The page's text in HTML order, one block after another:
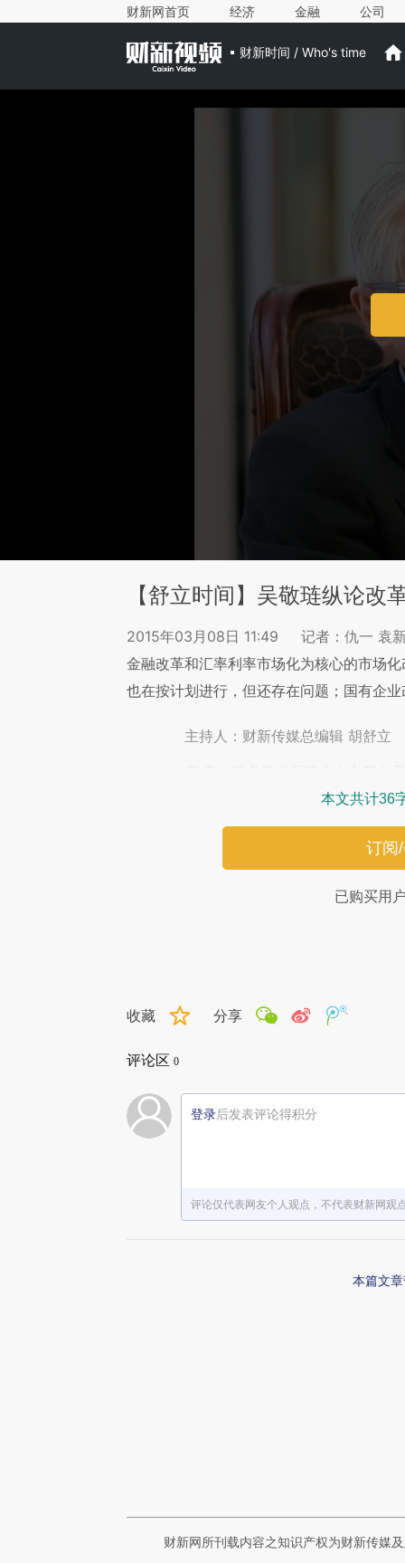
财新网首页 经济 金融 公司
财新时间 / Who's time
【舒立时间】吴敬琏纵论改
2015年03月08日 11:49
记者：仇一 袁
金融改革和汇率利率市场化为核心的市场
也在按计划进行，但还存在问题；国有企
主持人：财新传媒总编辑 胡舒立
本文共计36
订阅
已购买用
收藏 分享
评论区 0
登录后发表评论得积分
评论仅代表网友个人观点，不代表财新网观
本篇文
财新网所刊载内容之知识产权为财新传媒